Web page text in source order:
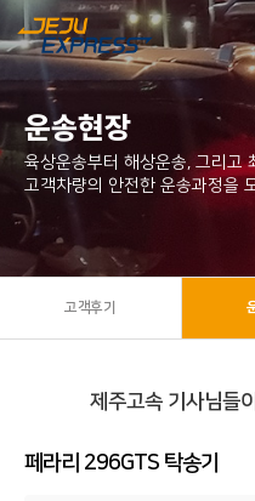
운송현장
육상운송부터 해상운송, 그리고
고객차량의 안전한 운송과정을
고객후기
제주고속 기사님들
페라리 296GTS 탁송기